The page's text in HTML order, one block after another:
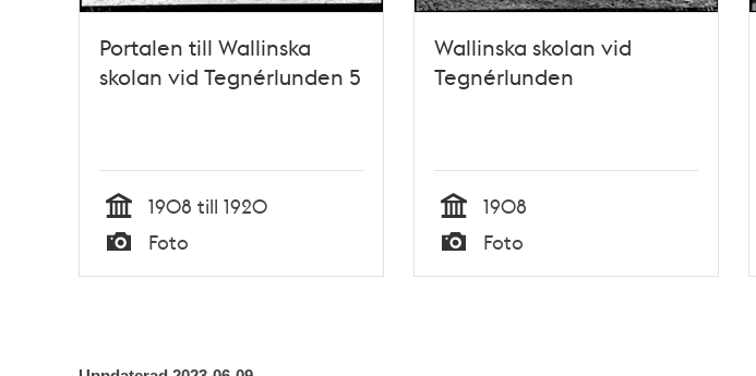
Portalen till Wallinska
skolan vid Tegnérlunden 5
Tid
1908 till 1920
Foto
Wallinska skolan vid
Tegnérlunden
Tid
1908
Foto